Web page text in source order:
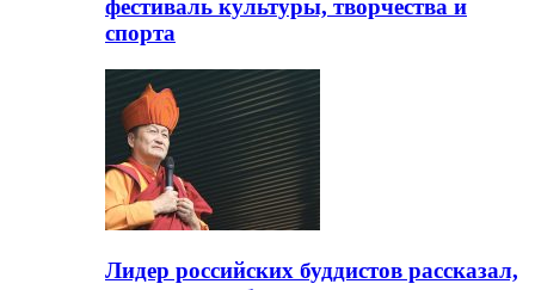
фестиваль культуры, творчества и
спорта
Лидер российских буддистов рассказал,